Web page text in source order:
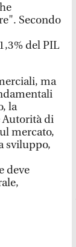
Secondo
del PIL
ma
la
Autorità di
mercato,
sviluppo,
deve